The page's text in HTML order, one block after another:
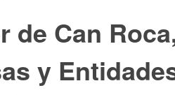
de Can
y